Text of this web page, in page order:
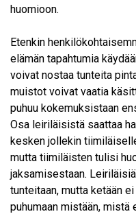
huomioon.
Etenkin
elämän tapahtumia
voivat nostaa tunteita
muistot voivat vaatia
puhuu kokemuksistaan
Osa leiriläisistä saattaa
kesken jollekin
mutta tiimiläisten tulisi
jaksamisestaan.
tunteitaan, mutta ketään
puhumaan mistään, mistä